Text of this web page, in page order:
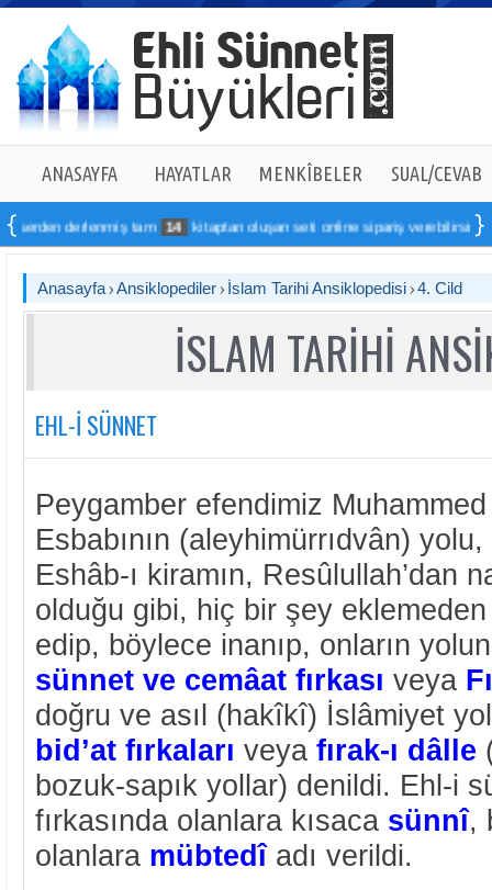
ANASAYFA HAYATLAR MENKÎBELER SUAL/CEVAB
tam 14 kitaptan oluşan seti online sipariş verebilirsiniz
Anasayfa Ansiklopediler İslam Tarihi Ansiklopedisi 4. Cild
İSLAM TARİHİ
EHL-İ SÜNNET
Peygamber efendimiz
Esbabının (aleyhimürrıdvân)
Eshâb-ı kiramın, Resûlullah’dan
olduğu gibi, hiç bir şey
edip, böylece inanıp, onların
sünnet ve cemâat fırkası veya
doğru ve asıl (hakîkî) İslâmiyet
bid’at fırkaları veya fırak-ı dâlle
bozuk-sapık yollar) denildi. Ehl-i
fırkasında olanlara kısaca sünnî,
olanlara mübtedîadı verildi.